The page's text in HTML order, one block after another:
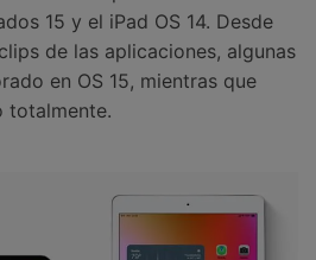
15 y el iPad OS 14. Desde
de las aplicaciones, algunas
en OS 15, mientras que
totalmente.